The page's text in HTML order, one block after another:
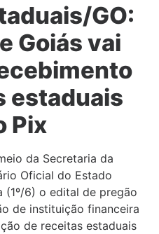
GO:
Goiás vai
estaduais
Pix
da Secretaria da
Oficial do Estado
(1º/6) o edital de pregão
de instituição financeira
de receitas estaduais